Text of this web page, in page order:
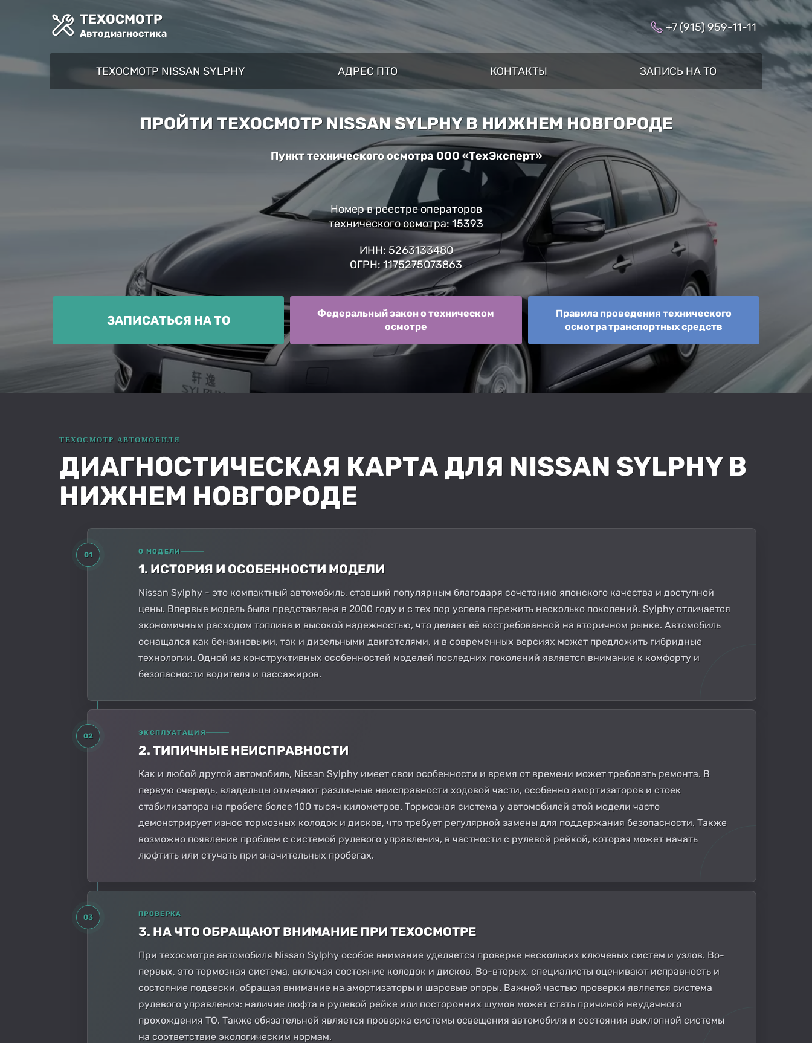
ТЕХОСМОТР
Автодиагностика +7 (915) 959-11-11
ТЕХОСМОТР NISSAN SYLPHY АДРЕС ПТО КОНТАКТЫ ЗАПИСЬ НА ТО
ПРОЙТИ ТЕХОСМОТР NISSAN SYLPHY В НИЖНЕМ НОВГОРОДЕ
Пункт технического осмотра ООО «ТехЭксперт»
Номер в реестре операторов
технического осмотра: 15393
ИНН: 5263133480
ОГРН: 1175275073863
ЗАПИСАТЬСЯ НА ТО
Федеральный закон о техническом
осмотре
Правила проведения технического
осмотра транспортных средств
ДИАГНОСТИЧЕСКАЯ КАРТА ДЛЯ NISSAN SYLPHY В
НИЖНЕМ НОВГОРОДЕ
01 О МОДЕЛИ
1. ИСТОРИЯ И ОСОБЕННОСТИ МОДЕЛИ
Nissan Sylphy - это компактный автомобиль, ставший популярным благодаря сочетанию японского качества и доступной
цены. Впервые модель была представлена в 2000 году и с тех пор успела пережить несколько поколений. Sylphy отличается
экономичным расходом топлива и высокой надежностью, что делает её востребованной на вторичном рынке. Автомобиль
оснащался как бензиновыми, так и дизельными двигателями, и в современных версиях может предложить гибридные
технологии. Одной из конструктивных особенностей моделей последних поколений является внимание к комфорту и
безопасности водителя и пассажиров.
02 ЭКСПЛУАТАЦИЯ
2. ТИПИЧНЫЕ НЕИСПРАВНОСТИ
Как и любой другой автомобиль, Nissan Sylphy имеет свои особенности и время от времени может требовать ремонта. В
первую очередь, владельцы отмечают различные неисправности ходовой части, особенно амортизаторов и стоек
стабилизатора на пробеге более 100 тысяч километров. Тормозная система у автомобилей этой модели часто
демонстрирует износ тормозных колодок и дисков, что требует регулярной замены для поддержания безопасности. Также
возможно появление проблем с системой рулевого управления, в частности с рулевой рейкой, которая может начать
люфтить или стучать при значительных пробегах.
03 ПРОВЕРКА
3. НА ЧТО ОБРАЩАЮТ ВНИМАНИЕ ПРИ ТЕХОСМОТРЕ
При техосмотре автомобиля Nissan Sylphy особое внимание уделяется проверке нескольких ключевых систем и узлов. Во-
первых, это тормозная система, включая состояние колодок и дисков. Во-вторых, специалисты оценивают исправность и
состояние подвески, обращая внимание на амортизаторы и шаровые опоры. Важной частью проверки является система
рулевого управления: наличие люфта в рулевой рейке или посторонних шумов может стать причиной неудачного
прохождения ТО. Также обязательной является проверка системы освещения автомобиля и состояния выхлопной системы
на соответствие экологическим нормам.